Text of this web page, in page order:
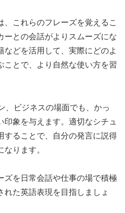
、これらのフレーズを覚えるこ
ーとの会話がよりスムーズにな
などを活用して、実際にどのよ
ことで、より自然な使い方を習
、ビジネスの場面でも、かっ
印象を与えます。適切なシチュ
することで、自分の発言に説得
ります。
ズを日常会話や仕事の場で積極
れた英語表現を目指しましょ